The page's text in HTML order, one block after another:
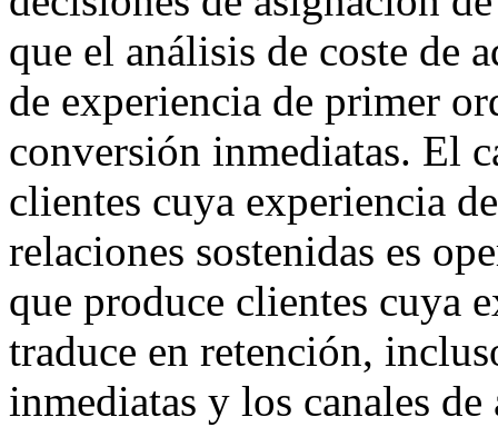
que el análisis de coste de
de experiencia de primer
conversión inmediatas. El
clientes cuya experiencia
relaciones sostenidas es
que produce clientes cuya
traduce en retención,
inmediatas y los canales